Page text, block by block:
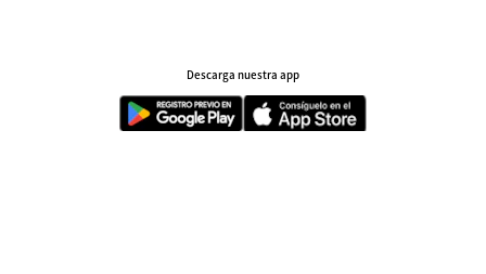
Descarga nuestra app